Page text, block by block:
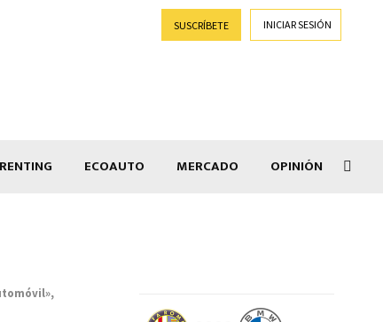
SUSCRÍBETE INICIAR SESIÓN
RENTING ECOAUTO MERCADO OPINIÓN